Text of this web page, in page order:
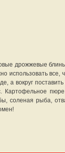
дрожжевые
использовать все,
а вокруг
Картофельное
соленая рыба,